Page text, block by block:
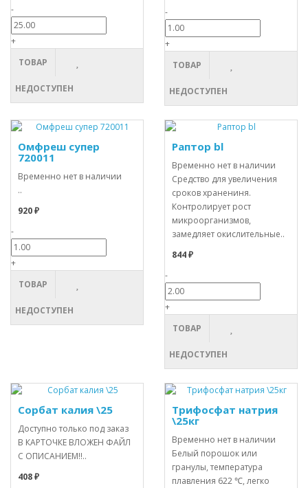
-
+
ТОВАР
НЕДОСТУПЕН
-
+
ТОВАР
НЕДОСТУПЕН
Омфреш супер
720011
Временно нет в наличии
..
920 ₽
-
+
ТОВАР
НЕДОСТУПЕН
Раптор bl
Временно нет в наличии
Средство для увеличения
сроков хранениня.
Контролирует рост
микроорганизмов,
замедляет окислительные..
844 ₽
-
+
ТОВАР
НЕДОСТУПЕН
Сорбат калия \25
Доступно только под заказ
В КАРТОЧКЕ ВЛОЖЕН ФАЙЛ
С ОПИСАНИЕМ!!..
408 ₽
Трифосфат натрия
\25кг
Временно нет в наличии
Белый порошок или
гранулы, температура
плавления 622 ℃, легко